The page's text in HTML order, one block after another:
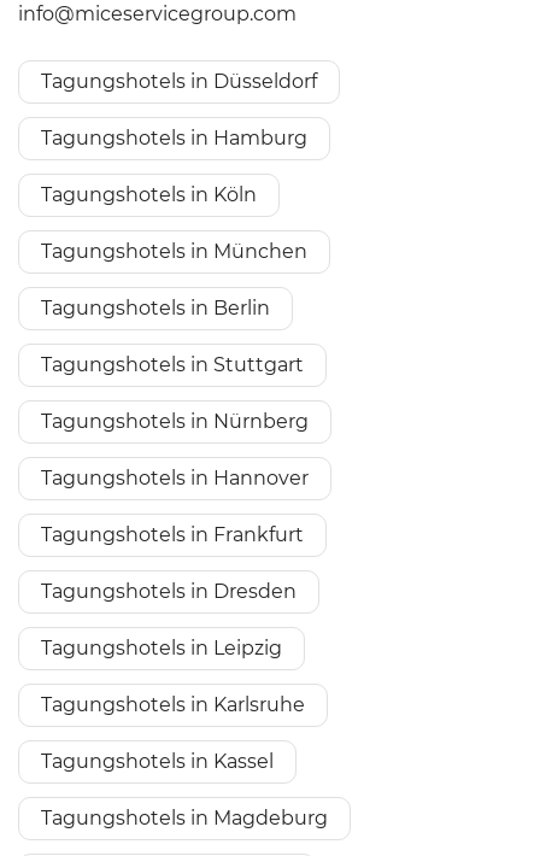
info@miceservicegroup.com
Tagungshotels in Düsseldorf
Tagungshotels in Hamburg
Tagungshotels in Köln
Tagungshotels in München
Tagungshotels in Berlin
Tagungshotels in Stuttgart
Tagungshotels in Nürnberg
Tagungshotels in Hannover
Tagungshotels in Frankfurt
Tagungshotels in Dresden
Tagungshotels in Leipzig
Tagungshotels in Karlsruhe
Tagungshotels in Kassel
Tagungshotels in Magdeburg